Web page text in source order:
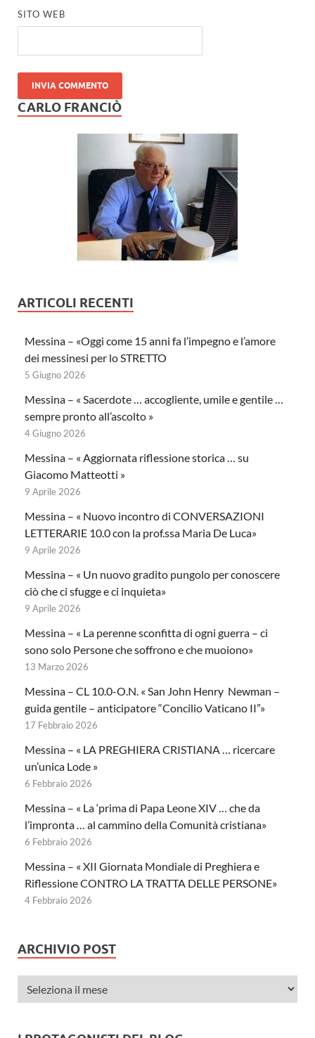
SITO WEB
CARLO FRANCIÒ
ARTICOLI RECENTI
Messina – «Oggi come 15 anni fa l’impegno e l’amore
dei messinesi per lo STRETTO
5 Giugno 2026
Messina – « Sacerdote … accogliente, umile e gentile …
sempre pronto all’ascolto »
4 Giugno 2026
Messina – « Aggiornata riflessione storica … su
Giacomo Matteotti »
9 Aprile 2026
Messina – « Nuovo incontro di CONVERSAZIONI
LETTERARIE 10.0 con la prof.ssa Maria De Luca»
9 Aprile 2026
Messina – « Un nuovo gradito pungolo per conoscere
ciò che ci sfugge e ci inquieta»
9 Aprile 2026
Messina – « La perenne sconfitta di ogni guerra – ci
sono solo Persone che soffrono e che muoiono»
13 Marzo 2026
Messina – CL 10.0-O.N. « San John Henry Newman –
guida gentile – anticipatore “Concilio Vaticano II”»
17 Febbraio 2026
Messina – « LA PREGHIERA CRISTIANA … ricercare
un’unica Lode »
6 Febbraio 2026
Messina – « La ‘prima di Papa Leone XIV … che da
l’impronta … al cammino della Comunità cristiana»
6 Febbraio 2026
Messina – « XII Giornata Mondiale di Preghiera e
Riflessione CONTRO LA TRATTA DELLE PERSONE»
4 Febbraio 2026
ARCHIVIO POST